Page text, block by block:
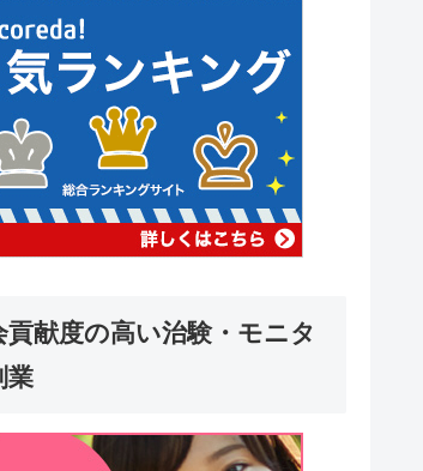
貢献度の高い治験・モニタ
業